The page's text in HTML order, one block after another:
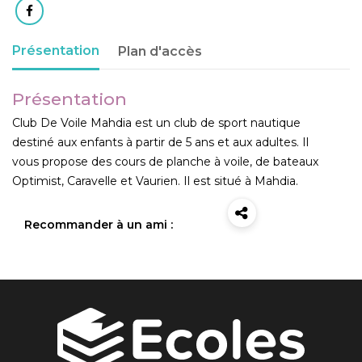
Présentation Plan d'accès
Présentation
Club De Voile Mahdia est un club de sport nautique
destiné aux enfants à partir de 5 ans et aux adultes. Il
vous propose des cours de planche à voile, de bateaux
Optimist, Caravelle et Vaurien. Il est situé à Mahdia.
Recommander à un ami :